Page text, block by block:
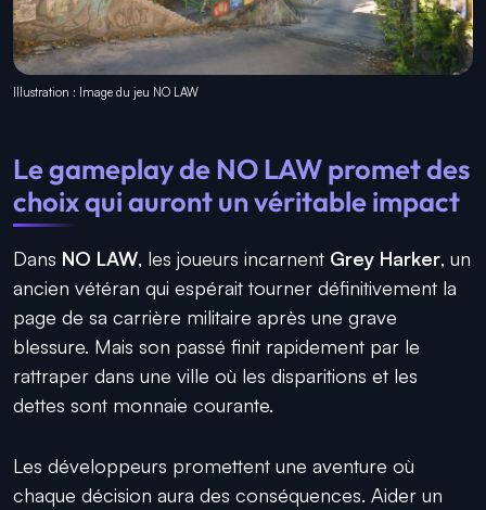
Illustration : Image du jeu NO LAW
Le gameplay de NO LAW promet des
choix qui auront un véritable impact
Dans NO LAW, les joueurs incarnent Grey Harker, un
ancien vétéran qui espérait tourner définitivement la
page de sa carrière militaire après une grave
blessure. Mais son passé finit rapidement par le
rattraper dans une ville où les disparitions et les
dettes sont monnaie courante.
Les développeurs promettent une aventure où
chaque décision aura des conséquences. Aider un